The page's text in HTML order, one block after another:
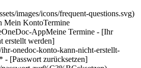
images/icons/frequent-questions.svg)
Mein KontoTermine
AppMeine Termine - [Ihr
erstellt werden]
onedoc-konto-kann-nicht-erstellt-
[Passwort zurücksetzen]